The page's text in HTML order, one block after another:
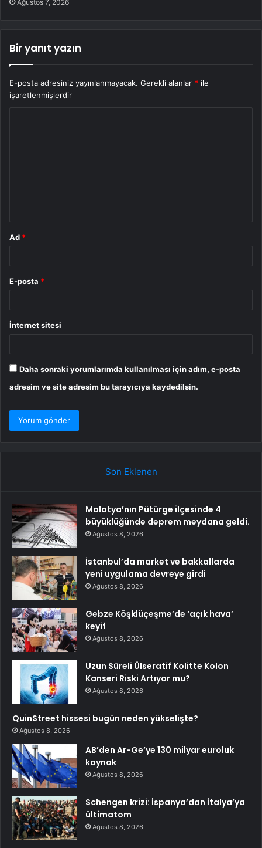
Ağustos 7, 2026
Bir yanıt yazın
E-posta adresiniz yayınlanmayacak. Gerekli alanlar * ile
işaretlenmişlerdir
Ad *
E-posta *
İnternet sitesi
Daha sonraki yorumlarımda kullanılması için adım, e-posta
adresim ve site adresim bu tarayıcıya kaydedilsin.
Son Eklenen
Malatya’nın Pütürge ilçesinde 4
büyüklüğünde deprem meydana geldi.
Ağustos 8, 2026
İstanbul’da market ve bakkallarda
yeni uygulama devreye girdi
Ağustos 8, 2026
Gebze Köşklüçeşme’de ‘açık hava’
keyif
Ağustos 8, 2026
Uzun Süreli Ülseratif Kolitte Kolon
Kanseri Riski Artıyor mu?
Ağustos 8, 2026
QuinStreet hissesi bugün neden yükselişte?
Ağustos 8, 2026
AB’den Ar-Ge’ye 130 milyar euroluk
kaynak
Ağustos 8, 2026
Schengen krizi: İspanya’dan İtalya’ya
ültimatom
Ağustos 8, 2026